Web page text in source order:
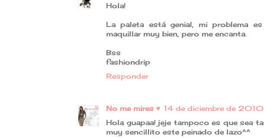
Hola!
La paleta está genial, mi problema
maquillar muy bien, pero me encanta.
Bss
fashiondrip
Responder
No me mires ♥ 14 de diciembre de
Hola guapaa! jeje tampoco es que sea
muy sencillito este peinado de lazo^^